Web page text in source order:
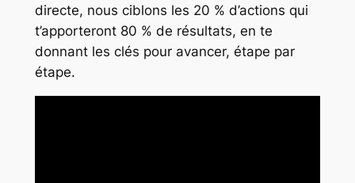
directe, nous ciblons les 20 % d’actions qui
t’apporteront 80 % de résultats, en te
donnant les clés pour avancer, étape par
étape.